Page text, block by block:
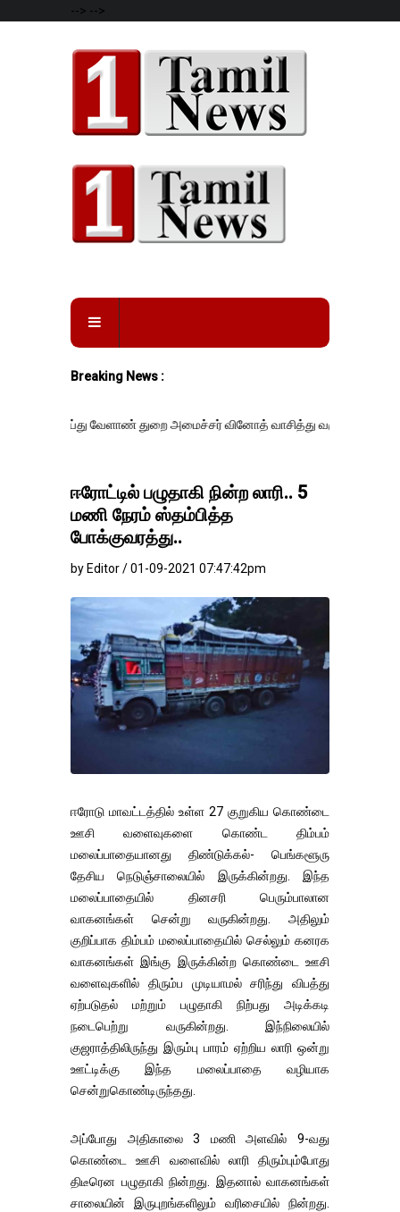
--> -->
Breaking News :
வேளாண் துறை அமைச்சர் வினோத் வாசித்து வருகிறார். �.
ஈரோட்டில் பழுதாகி நின்ற லாரி.. 5
மணி நேரம் ஸ்தம்பித்த
போக்குவரத்து..
by Editor / 01-09-2021 07:47:42pm
ஈரோடு மாவட்டத்தில் உள்ள 27 குறுகிய கொண்டை
ஊசி வளைவுகளை கொண்ட திம்பம்
மலைப்பாதையானது திண்டுக்கல்- பெங்களூரு
தேசிய நெடுஞ்சாலையில் இருக்கின்றது. இந்த
மலைப்பாதையில் தினசரி பெரும்பாலான
வாகனங்கள் சென்று வருகின்றது. அதிலும்
குறிப்பாக திம்பம் மலைப்பாதையில் செல்லும் கனரக
வாகனங்கள் இங்கு இருக்கின்ற கொண்டை ஊசி
வளைவுகளில் திரும்ப முடியாமல் சரிந்து விபத்து
ஏற்படுதல் மற்றும் பழுதாகி நிற்பது அடிக்கடி
நடைபெற்று வருகின்றது. இந்நிலையில்
குஜராத்திலிருந்து இரும்பு பாரம் ஏற்றிய லாரி ஒன்று
ஊட்டிக்கு இந்த மலைப்பாதை வழியாக
சென்றுகொண்டிருந்தது.
அப்போது அதிகாலை 3 மணி அளவில் 9-வது
கொண்டை ஊசி வளைவில் லாரி திரும்பும்போது
திடீரென பழுதாகி நின்றது. இதனால் வாகனங்கள்
சாலையின் இருபுறங்களிலும் வரிசையில் நின்றது.